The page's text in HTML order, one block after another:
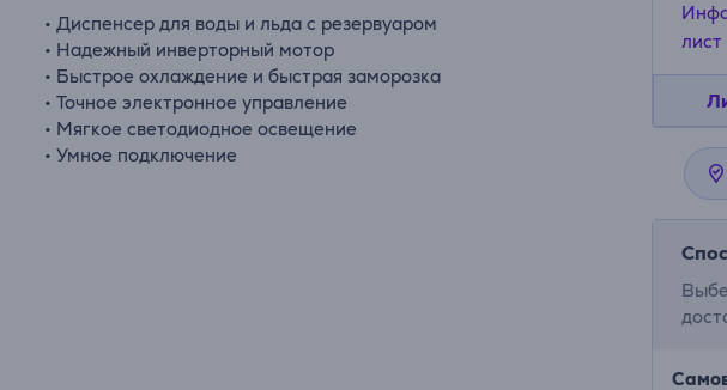
• Диспенсер для воды и льда с резервуаром
• Надежный инверторный мотор
• Быстрое охлаждение и быстрая заморозка
• Точное электронное управление
• Мягкое светодиодное освещение
• Умное подключение
лист